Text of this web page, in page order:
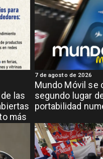
las
más
Mundo Móvil se
segundo lugar
portabilidad
7 de agosto de 2026